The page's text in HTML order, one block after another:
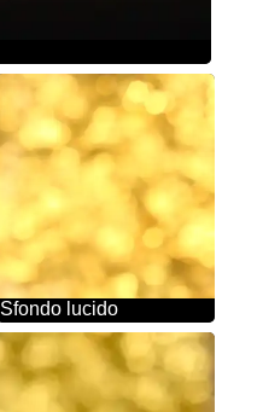
Sfondo lucido